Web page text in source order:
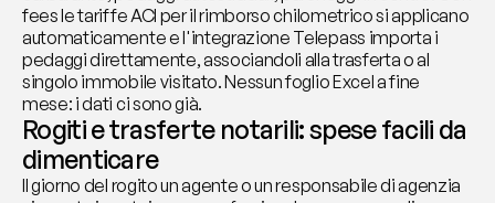
fees le tariffe ACI per il rimborso chilometrico si applicano
automaticamente e l'integrazione Telepass importa i
pedaggi direttamente, associandoli alla trasferta o al
singolo immobile visitato. Nessun foglio Excel a fine
mese: i dati ci sono già.
Rogiti e trasferte notarili: spese facili da
dimenticare
Il giorno del rogito un agente o un responsabile di agenzia